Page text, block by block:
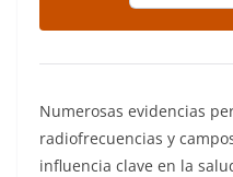
Numerosas evidencias
radiofrecuencias y
influencia clave en la